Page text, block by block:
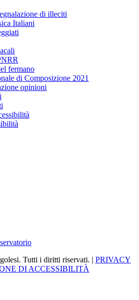
di illeciti
Italiani
fermano
di Composizione 2021
opinioni
Tutti i diritti riservati. | PRIVACY
DI ACCESSIBILITÀ